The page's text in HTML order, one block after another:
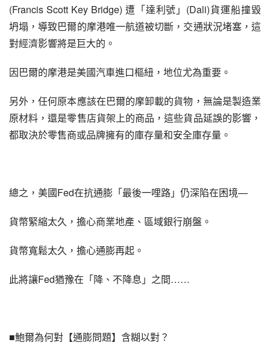
(Francis Scott Key Bridge) 遭「達利號」(Dali)貨運船撞毀
坍塌，導致巴爾的摩港唯一航道被切斷，交通狀況堵塞，這
對經濟影響將是巨大的。
因巴爾的摩港是美國汽車進口樞紐，地位尤為重要。
另外，任何原本應該在巴爾的摩卸載的貨物，無論是製造業
原材料，還是零售店貨架上的商品，這些貨品延誤的影響，
都取決於零售商或品牌擁有的庫存量和安全庫存量。
總之，美國Fed在抗通膨「最後一哩路」仍深陷在困境—
貨幣緊縮太久，擔心商業地產、區域銀行崩盤。
貨幣寬鬆太久，擔心通膨再起。
此將讓Fed猶豫在「降、不降息」之間……
■鮑爾為何對【通膨問題】含糊以對？